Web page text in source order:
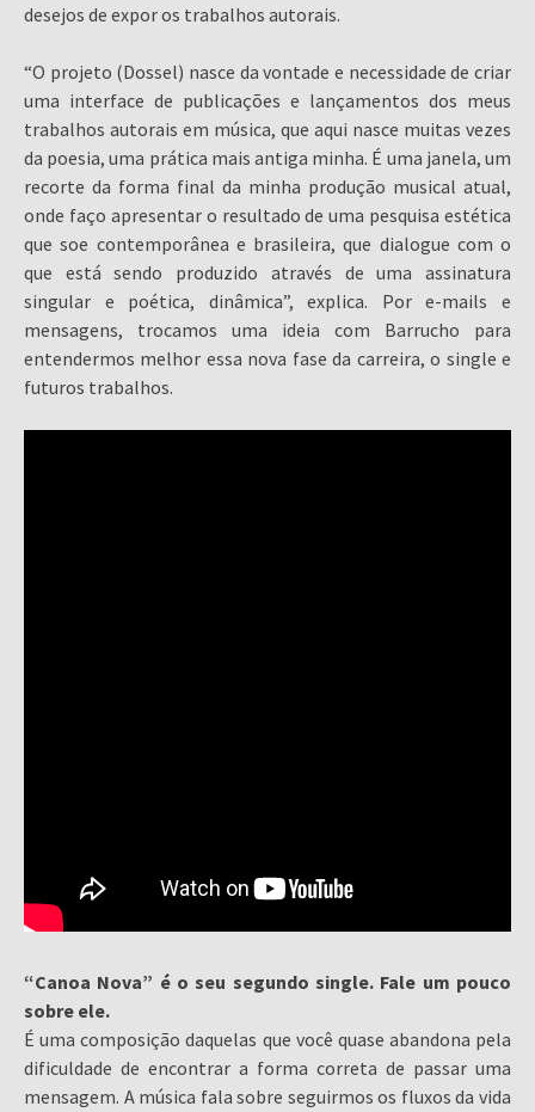
desejos de expor os trabalhos autorais.
“O projeto (Dossel) nasce da vontade e necessidade de criar
uma interface de publicações e lançamentos dos meus
trabalhos autorais em música, que aqui nasce muitas vezes
da poesia, uma prática mais antiga minha. É uma janela, um
recorte da forma final da minha produção musical atual,
onde faço apresentar o resultado de uma pesquisa estética
que soe contemporânea e brasileira, que dialogue com o
que está sendo produzido através de uma assinatura
singular e poética, dinâmica”, explica. Por e-mails e
mensagens, trocamos uma ideia com Barrucho para
entendermos melhor essa nova fase da carreira, o single e
futuros trabalhos.
“Canoa Nova” é o seu segundo single. Fale um pouco
sobre ele.
É uma composição daquelas que você quase abandona pela
dificuldade de encontrar a forma correta de passar uma
mensagem. A música fala sobre seguirmos os fluxos da vida